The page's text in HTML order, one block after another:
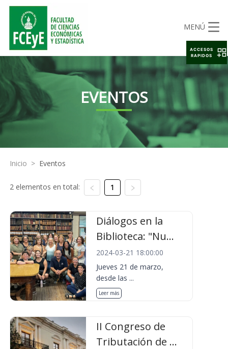
MENÚ
EVENTOS
Inicio > Eventos
2 elementos en total: 1
Diálogos en la
Biblioteca: "Nu...
2024-03-21 18:00:00
Jueves 21 de marzo,
desde las ...
Leer más
II Congreso de
Tributación de ...
ACCESOS
RAPIDOS